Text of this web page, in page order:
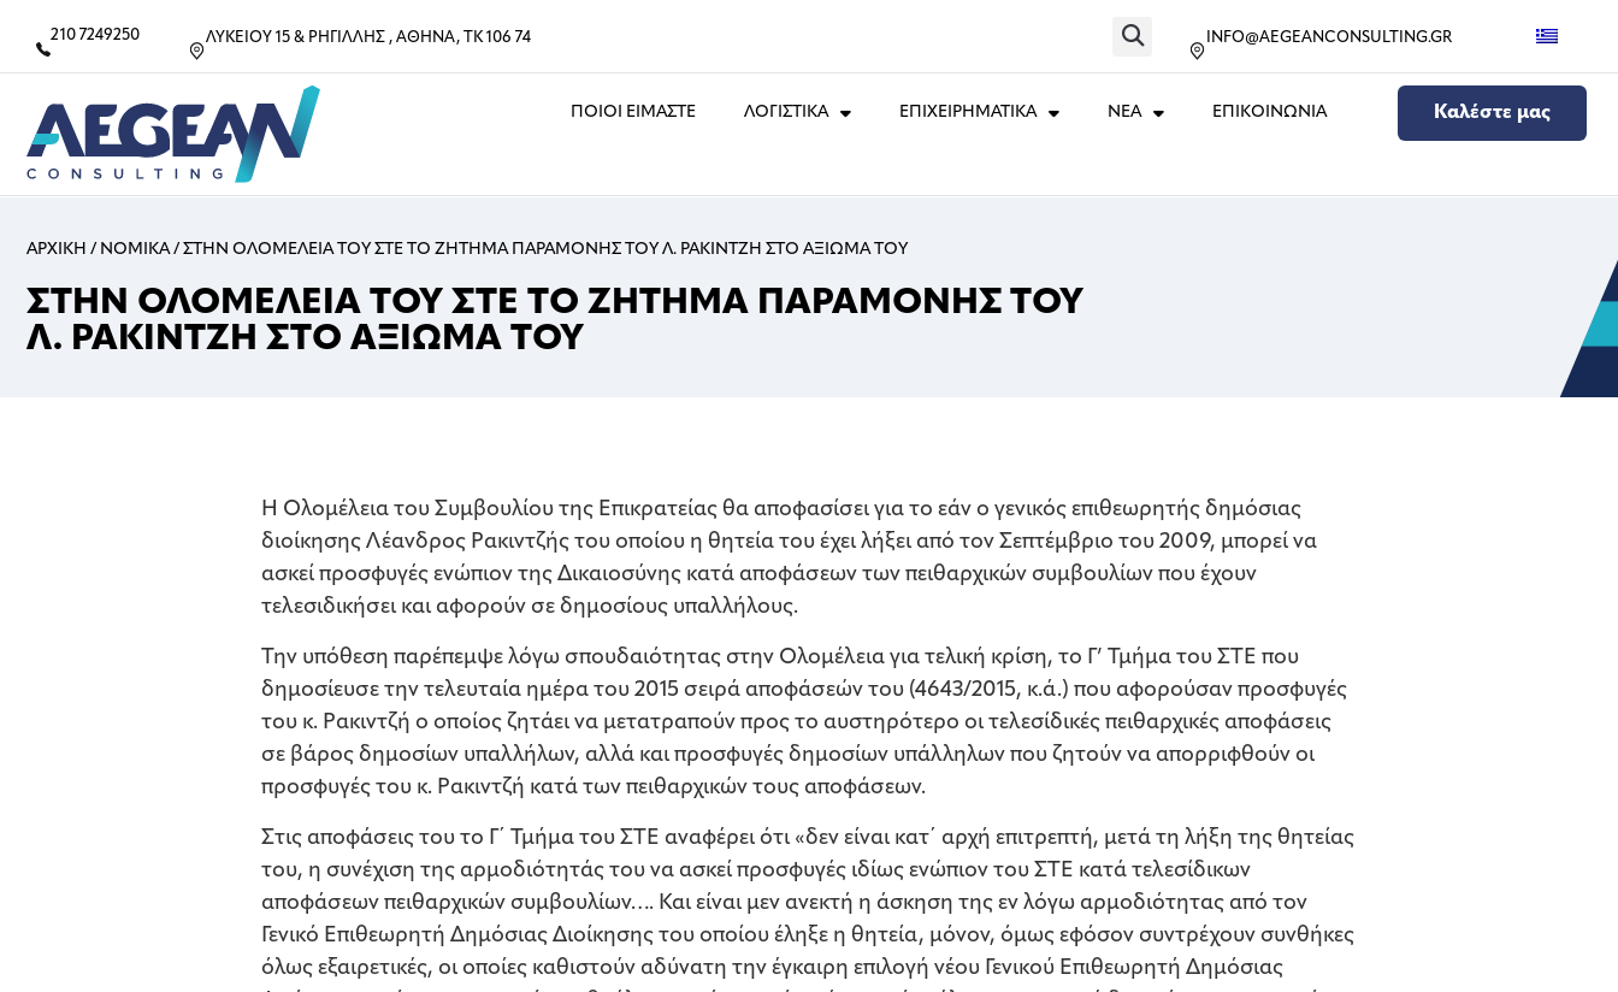
210 7249250 ΛΥΚΕΙΟΥ 15 & ΡΗΓΙΛΛΗΣ , ΑΘΗΝΑ, ΤΚ 106 74 INFO@AEGEANCONSULTING.GR
ΠΟΙΟΙ ΕΙΜΑΣΤΕ ΛΟΓΙΣΤΙΚΑ ΕΠΙΧΕΙΡΗΜΑΤΙΚΑ ΝΕΑ ΕΠΙΚΟΙΝΩΝΙΑ Καλέστε μας
ΑΡΧΙΚΗ / ΝΟΜΙΚΑ/ ΣΤΗΝ ΟΛΟΜΕΛΕΙΑ ΤΟΥ ΣΤΕ ΤΟ ΖΗΤΗΜΑ ΠΑΡΑΜΟΝΗΣ ΤΟΥ Λ. ΡΑΚΙΝΤΖΗ ΣΤΟ ΑΞΙΩΜΑ ΤΟΥ
ΣΤΗΝ ΟΛΟΜΕΛΕΙΑ ΤΟΥ ΣΤΕ ΤΟ ΖΗΤΗΜΑ ΠΑΡΑΜΟΝΗΣ ΤΟΥ
Λ. ΡΑΚΙΝΤΖΗ ΣΤΟ ΑΞΙΩΜΑ ΤΟΥ
Η Ολομέλεια του Συμβουλίου της Επικρατείας θα αποφασίσει για το εάν ο γενικός επιθεωρητής δημόσιας
διοίκησης Λέανδρος Ρακιντζής του οποίου η θητεία του έχει λήξει από τον Σεπτέμβριο του 2009, μπορεί να
ασκεί προσφυγές ενώπιον της Δικαιοσύνης κατά αποφάσεων των πειθαρχικών συμβουλίων που έχουν
τελεσιδικήσει και αφορούν σε δημοσίους υπαλλήλους.
Την υπόθεση παρέπεμψε λόγω σπουδαιότητας στην Ολομέλεια για τελική κρίση, το Γ’ Τμήμα του ΣΤΕ που
δημοσίευσε την τελευταία ημέρα του 2015 σειρά αποφάσεών του (4643/2015, κ.ά.) που αφορούσαν προσφυγές
του κ. Ρακιντζή ο οποίος ζητάει να μετατραπούν προς το αυστηρότερο οι τελεσίδικές πειθαρχικές αποφάσεις
σε βάρος δημοσίων υπαλλήλων, αλλά και προσφυγές δημοσίων υπάλληλων που ζητούν να απορριφθούν οι
προσφυγές του κ. Ρακιντζή κατά των πειθαρχικών τους αποφάσεων.
Στις αποφάσεις του το Γ΄ Τμήμα του ΣΤΕ αναφέρει ότι «δεν είναι κατ΄ αρχή επιτρεπτή, μετά τη λήξη της θητείας
του, η συνέχιση της αρμοδιότητάς του να ασκεί προσφυγές ιδίως ενώπιον του ΣΤΕ κατά τελεσίδικων
αποφάσεων πειθαρχικών συμβουλίων…. Και είναι μεν ανεκτή η άσκηση της εν λόγω αρμοδιότητας από τον
Γενικό Επιθεωρητή Δημόσιας Διοίκησης του οποίου έληξε η θητεία, μόνον, όμως εφόσον συντρέχουν συνθήκες
όλως εξαιρετικές, οι οποίες καθιστούν αδύνατη την έγκαιρη επιλογή νέου Γενικού Επιθεωρητή Δημόσιας